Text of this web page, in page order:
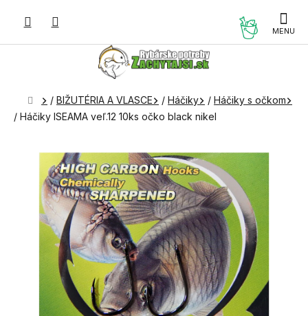
Domov
/ BIŽUTÉRIA A VLASCE / Háčiky / Háčiky s očkom
/ Háčiky ISEAMA veľ.12 10ks očko black nikel